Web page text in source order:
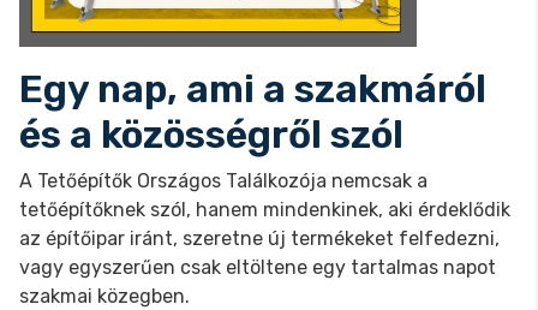
Egy nap, ami a szakmáról
és a közösségről szól
A Tetőépítők Országos Találkozója nemcsak a
tetőépítőknek szól, hanem mindenkinek, aki érdeklődik
az építőipar iránt, szeretne új termékeket felfedezni,
vagy egyszerűen csak eltöltene egy tartalmas napot
szakmai közegben.